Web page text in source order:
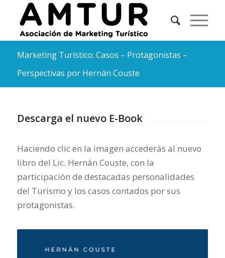
Marketing Turístico: Casos – Protagonistas –
Perspectivas por Hernán Couste
Descarga el nuevo E-Book
Haciendo clic en la imagen accederás al nuevo
libro del Lic. Hernán Couste, con la
participación de destacadas personalidades
del Turismo y los casos contados por sus
protagonistas.